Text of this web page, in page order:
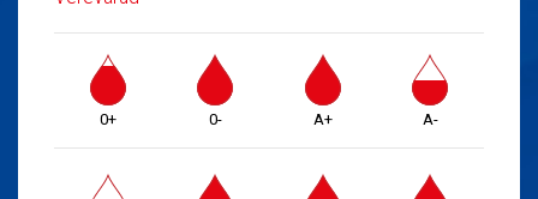
0+ 0- A+ A-